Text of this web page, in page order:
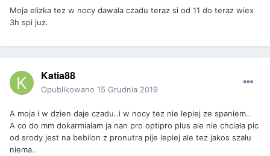
Moja elizka tez w nocy dawala czadu teraz si od 11 do teraz wiex
3h spi juz.
Katia88
Opublikowano 15 Grudnia 2019
A moja i w dzien daje czadu..i w nocy tez nie lepiej ze spaniem..
A co do mm dokarmialam ja nan pro optipro plus ale nie chciała pic
od srody jest na bebilon z pronutra pije lepiej ale tez jakos szału
niema..